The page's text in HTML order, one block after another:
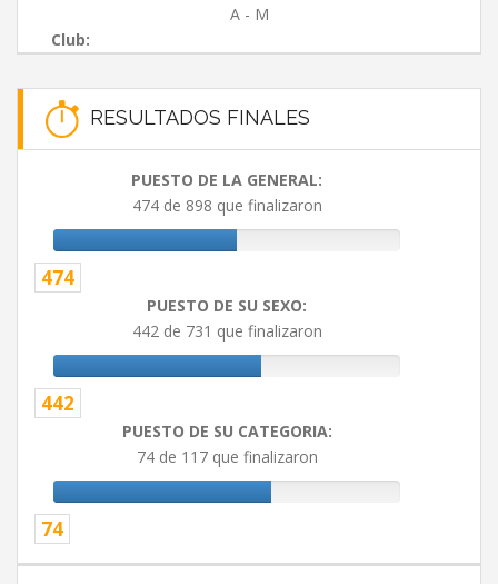
A - M
Club:
RESULTADOS FINALES
PUESTO DE LA GENERAL:
474 de 898 que finalizaron
474
PUESTO DE SU SEXO:
442 de 731 que finalizaron
442
PUESTO DE SU CATEGORIA:
74 de 117 que finalizaron
74